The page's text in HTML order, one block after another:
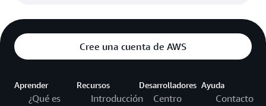
Cree una cuenta de AWS
Aprender
¿Qué es
Recursos
Introducción
Desarrolladores
Centro
Ayuda
Contacto